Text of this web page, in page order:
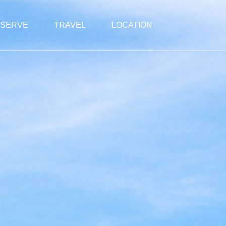
TRAVEL LOCATION